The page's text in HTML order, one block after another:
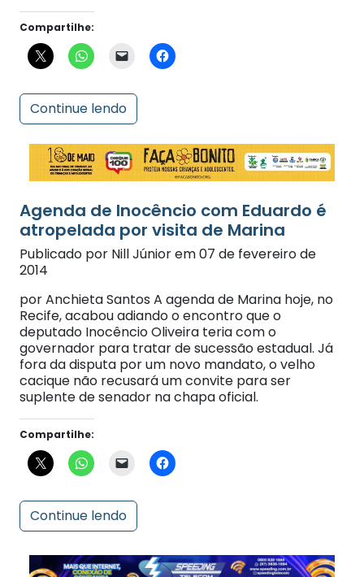
Continue lendo
atropelada por visita de Marina
Publicado por Nill Júnior em 07 de fevereiro de
2014
por Anchieta Santos A agenda de Marina hoje, no
Recife, acabou adiando o encontro que o
deputado Inocêncio Oliveira teria com o
governador para tratar de sucessão estadual. Já
fora da disputa por um novo mandato, o velho
cacique não recusará um convite para ser
suplente de senador na chapa oficial.
Continue lendo